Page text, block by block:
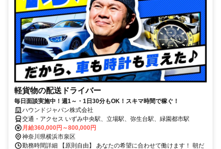
軽貨物の配送ドライバー
毎日面談実施中！週1～・1日30分もOK！スキマ時間で稼ぐ！
ハウンドジャパン株式会社
交通・アクセス いずみ中央駅、立場駅、弥生台駅、緑園都市駅
月給360,000円～800,000円
神奈川県横浜市泉区
勤務時間詳細 【原則自由】 あなたの希望に合わせて働けます！ 朝だ